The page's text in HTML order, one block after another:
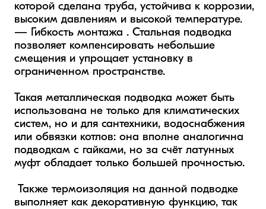
которой сделана труба, устойчива к коррозии,
высоким давлениям и высокой температуре.
— Гибкость монтажа . Стальная подводка
позволяет компенсировать небольшие
смещения и упрощает установку в
ограниченном пространстве.
Такая металлическая подводка может быть
использована не только для климатических
систем, но и для сантехники, водоснабжения
или обвязки котлов: она вполне аналогична
подводкам с гайками, но за счёт латунных
муфт обладает только большей прочностью.
выполняет как декоративную функцию, так